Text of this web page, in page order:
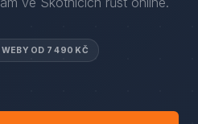
WEBY OD 7 490 KČ